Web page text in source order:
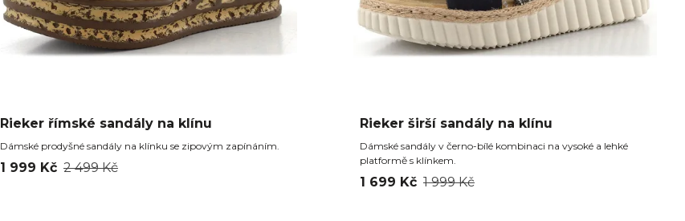
Rieker římské sandály na klínu
Dámské prodyšné sandály na klínku se zipovým zapínáním.
1 999 Kč 2 499 Kč
Rieker širší sandály na klínu
Dámské sandály v černo-bílé kombinaci na vysoké a lehké
platformě s klínkem.
1 699 Kč 1 999 Kč